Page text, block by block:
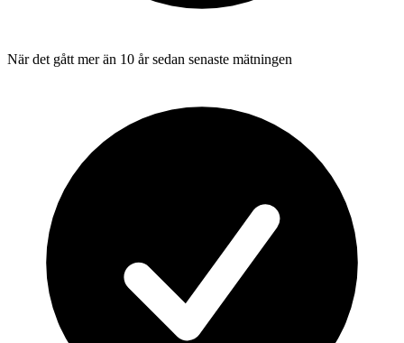
När det gått mer än 10 år sedan senaste mätningen